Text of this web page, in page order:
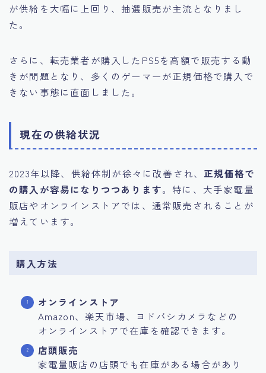
が供給を大幅に上回り、抽選販売が主流となりまし
た。
さらに、転売業者が購入したPS5を高額で販売する動
きが問題となり、多くのゲーマーが正規価格で購入で
きない事態に直面しました。
現在の供給状況
2023年以降、供給体制が徐々に改善され、 正規価格で
の購入が容易になりつつあります。特に、大手家電量
販店やオンラインストアでは、通常販売されることが
増えています。
購入方法
オンラインストア
Amazon、楽天市場、ヨドバシカメラなどの
オンラインストアで在庫を確認できます。
店頭販売
家電量販店の店頭でも在庫がある場合があり